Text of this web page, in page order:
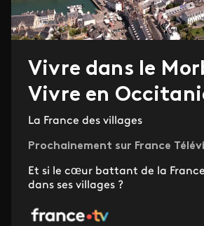
Vivre dans le
Vivre en
La France des villages
Prochainement sur France
Et si le cœur battant de la
dans ses villages ?